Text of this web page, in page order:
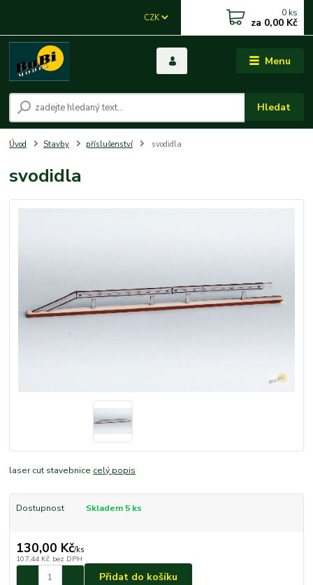
Menu
CZK
Hledat
0 ks
za 0,00 Kč
Úvod Stavby příslušenství svodidla
svodidla
laser cut stavebnice celý popis
Dostupnost Skladem 5 ks
130,00 Kč/ks
107,44 Kč bez DPH
Přidat do košíku